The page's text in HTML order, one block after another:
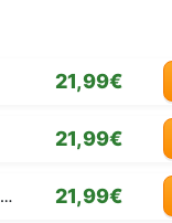
21,99€
21,99€
21,99€